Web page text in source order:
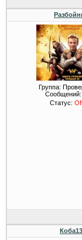
Группа:
Сообщений:
Статус:
Коба13